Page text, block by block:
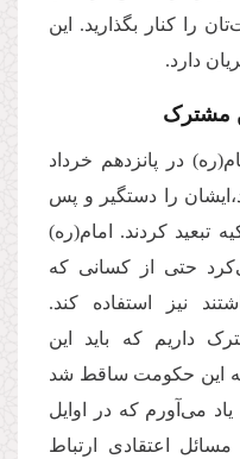
را کنار بگذارید. این
دارد.
مشترک
در پانزدهم خرداد
را دستگیر و پس
تبعید کردند. امام(ره)
حتی از کسانی که
نیز استفاده کند.
داریم که باید این
این حکومت ساقط شد
می‌آورم که در اوایل
اعتقادی ارتباط